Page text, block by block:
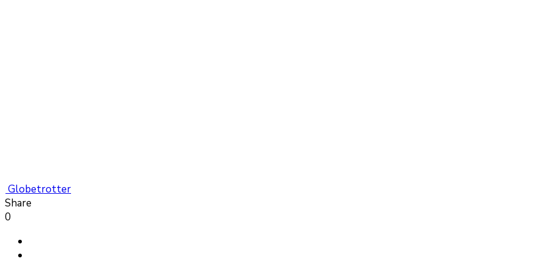
Globetrotter
Share
0